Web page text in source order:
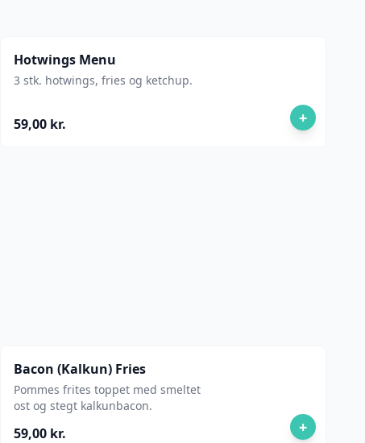
Hotwings Menu
3 stk. hotwings, fries og ketchup.
59,00 kr. +
Bacon (Kalkun) Fries
Pommes frites toppet med smeltet
ost og stegt kalkunbacon.
59,00 kr. +